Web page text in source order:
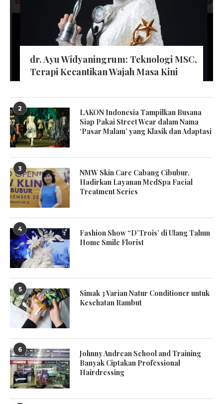
dr. Ayu Widyaningrum: Teknologi MSC,
Terapi Kecantikan Wajah Masa Kini
2
LAKON Indonesia Tampilkan Busana
Siap Pakai Street Wear dalam Nama
‘Pasar Malam’ yang Klasik dan Adaptasi
3
NMW Skin Care Cabang Cibubur,
Hadirkan Layanan MedSpa Facial
Treatment Series
4
Fashion Show “D’Trois’ di Ulang Tahun
Home Smile Florist
5
Simak 3 Varian Natur Conditioner untuk
Kesehatan Rambut
6
Johnny Andrean School and Training
Banyak Ciptakan Professional
Hairdressing